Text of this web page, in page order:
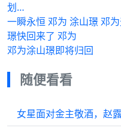
划…
一瞬永恒 邓为 涂山璟 邓
璟快回来了 邓为
邓为涂山璟即将归回
随便看看